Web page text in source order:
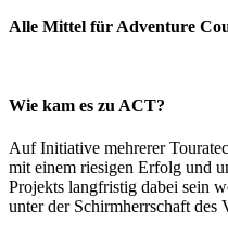
Alle Mittel für Adventure
Wie kam es zu ACT?
Auf Initiative mehrerer
mit einem riesigen Erfolg und
Projekts langfristig dabei sein
unter der Schirmherrschaft